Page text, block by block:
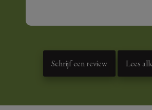
Schrijf een review Lees